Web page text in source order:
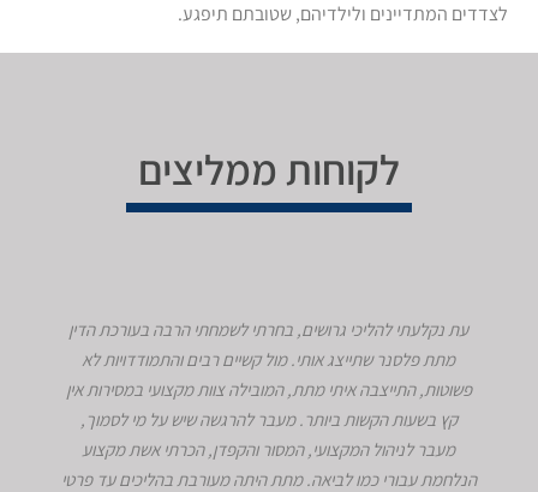
לצדדים המתדיינים ולילדיהם, שטובתם תיפגע.
לקוחות ממליצים
עת נקלעתי להליכי גרושים, בחרתי לשמחתי הרבה בעורכת הדין
מתת פלסנר שתייצג אותי. מול קשיים רבים והתמודדויות לא
פשוטות, התייצבה איתי מתת, המובילה צוות מקצועי במסירות אין
קץ בשעות הקשות ביותר. מעבר להרגשה שיש על מי לסמוך,
מעבר לניהול המקצועי, המסור והקפדן, הכרתי אשת מקצוע
הנלחמת עבורי כמו לביאה. מתת היתה מעורבת בהליכים עד פרטי